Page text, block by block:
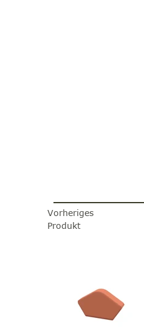
Vorheriges
Produkt